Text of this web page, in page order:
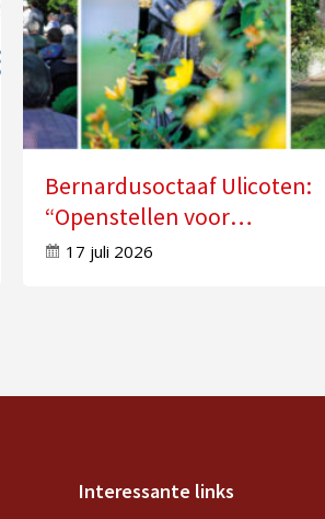
Bernardusoctaaf Ulicoten:
“Openstellen voor
veranderingen in je leven”
17 juli 2026
Interessante links